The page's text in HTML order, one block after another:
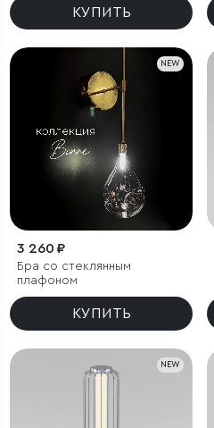
КУПИТЬ
NEW
3 260 ₽
Бра со стеклянным
плафоном
КУПИТЬ
NEW